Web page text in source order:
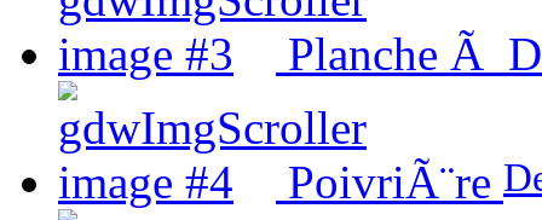
Planche Ã
PoivriÃ¨re